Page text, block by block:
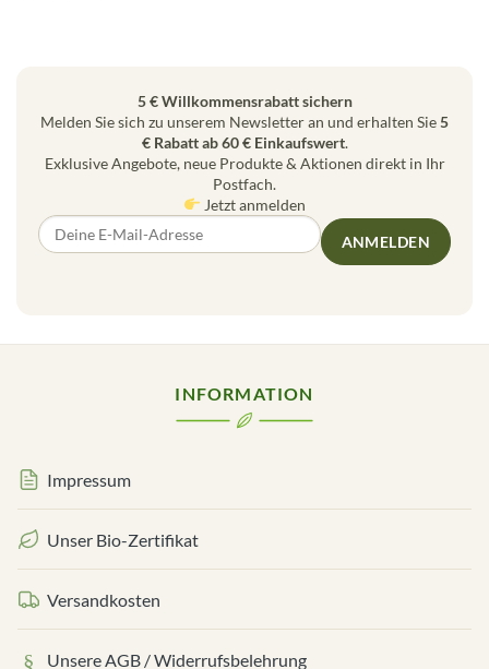
5 € Willkommensrabatt sichern
Melden Sie sich zu unserem Newsletter an und erhalten Sie5
€ Rabatt ab 60 € Einkaufswert.
Exklusive Angebote, neue Produkte & Aktionen direkt in Ihr
Postfach.
Jetzt anmelden
ANMELDEN
INFORMATION
Impressum
Unser Bio-Zertifikat
Versandkosten
Unsere AGB / Widerrufsbelehrung